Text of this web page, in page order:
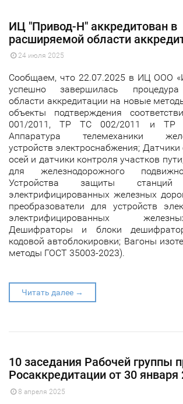
ИЦ "Привод-Н" аккредитован в
расширяемой области
24 июля 2025
Сообщаем, что 22.07.2025 в ИЦ ООО
успешно завершилась
области аккредитации на новые
объекты подтверждения
001/2011, ТР ТС 002/2011 и ТР
Аппаратура телемеханики
устройств электроснабжения; Датчики
осей и датчики контроля участков
для железнодорожного
Устройства защиты станций
электрифицированных железных
преобразователи для устройств
электрифицированных
Дешифраторы и блоки
кодовой автоблокировки; Вагоны
методы ГОСТ 35003-2023).
Читать далее →
10 заседания Рабочей группы
Росаккредитации от 30 января
8 апреля 2025